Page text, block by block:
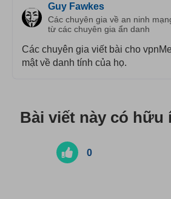
Guy Fawkes
Các chuyên gia về an ninh
từ các chuyên gia ẩn danh
Các chuyên gia viết bài cho
mật về danh tính của họ.
Bài viết này có hữu
0